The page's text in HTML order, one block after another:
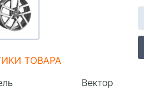
ТОВАРА
Вектор